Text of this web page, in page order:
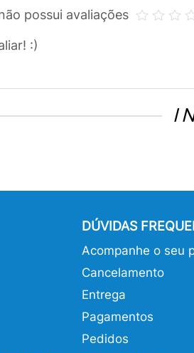
possui avaliações
:)
DÚVIDAS
Acompanhe o seu
Cancelamento
Entrega
Pagamentos
Pedidos